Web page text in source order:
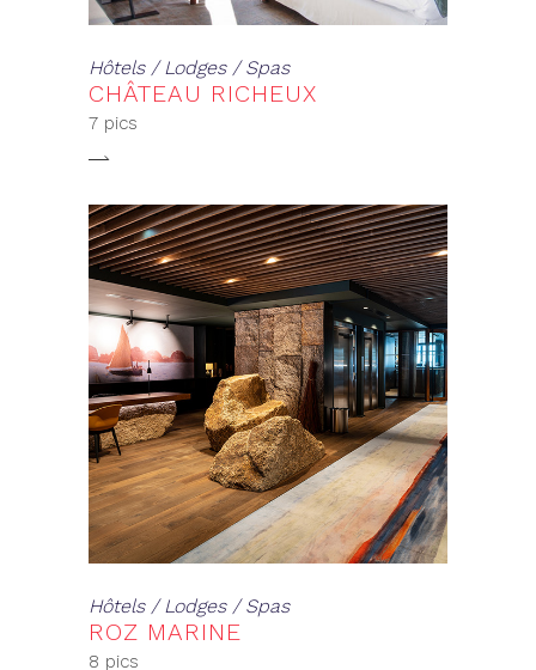
Hôtels / Lodges / Spas
CHÂTEAU RICHEUX
7 pics
Hôtels / Lodges / Spas
ROZ MARINE
8 pics